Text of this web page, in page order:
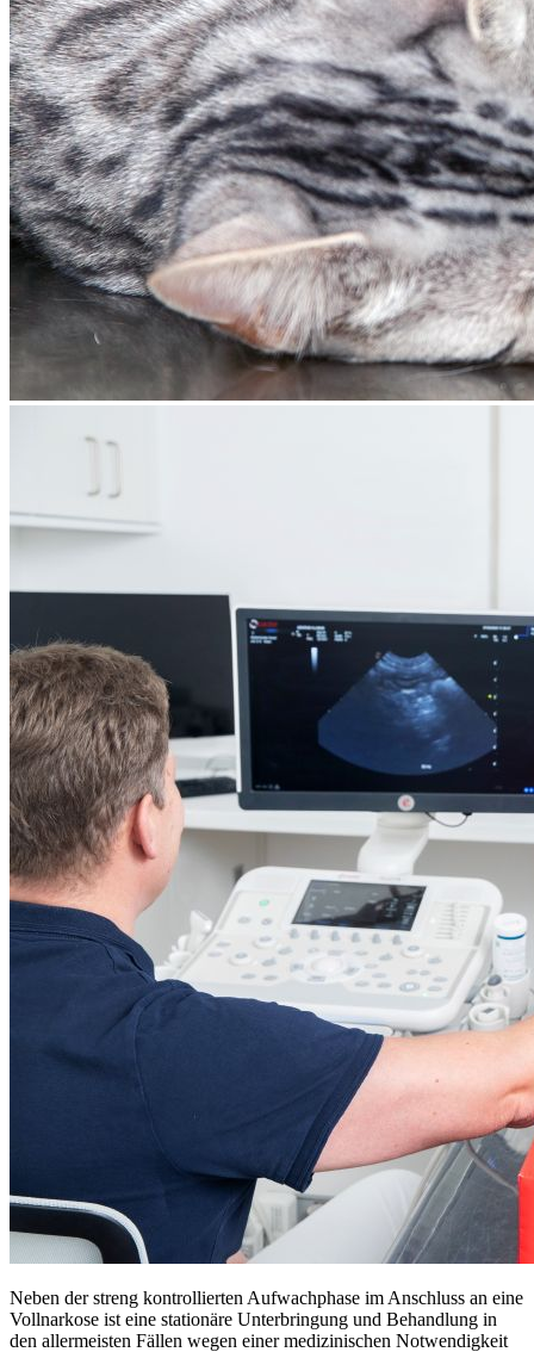
Neben der streng kontrollierten Aufwachphase im Anschluss an eine
Vollnarkose ist eine stationäre Unterbringung und Behandlung in
den allermeisten Fällen wegen einer medizinischen Notwendigkeit